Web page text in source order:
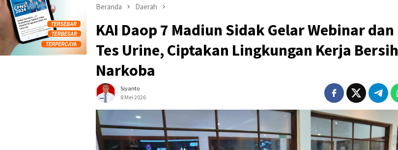
Beranda Daerah
KAI Daop 7 Madiun Sidak Gelar Webinar dan
Tes Urine, Ciptakan Lingkungan Kerja Bersih
Narkoba
Siyanto
8 Mei 2026